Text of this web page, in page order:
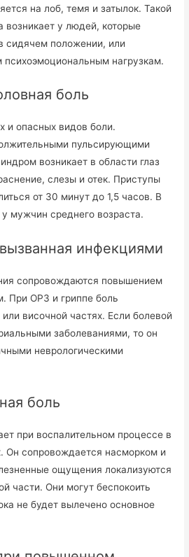
на лоб, темя и затылок. Такой
возникает у людей, которые
сидячем положении, или
нагрузкам.
боль
и опасных видов боли.
пульсирующими
возникает в области глаз
слезы и отек. Приступы
от 30 минут до 1,5 часов. В
мужчин среднего возраста.
инфекциями
сопровождаются повышением
При ОРЗ и гриппе боль
височной частях. Если болевой
заболеваниями, то он
неврологическими
боль
при воспалительном процессе в
Он сопровождается насморком и
ощущения локализуются
части. Они могут беспокоить
не будет вылечено основное